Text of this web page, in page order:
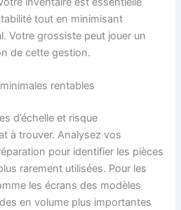
tout en minimisant
Votre grossiste peut jouer un
de cette gestion.
rentables
d’échelle et risque
à trouver. Analysez vos
pour identifier les pièces
rarement utilisées. Pour les
les écrans des modèles
en volume plus importantes